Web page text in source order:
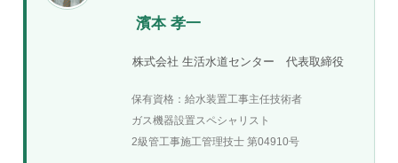
濱本 孝一
株式会社 生活水道センター 代表取締役
保有資格：給水装置工事主任技術者
ガス機器設置スペシャリスト
2級管工事施工管理技士 第04910号